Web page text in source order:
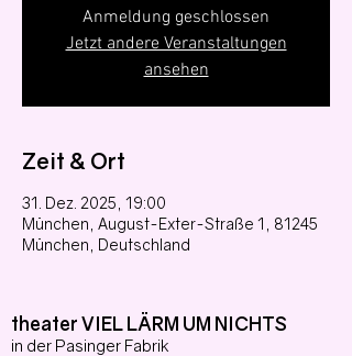
Anmeldung geschlossen
Jetzt andere Veranstaltungen
ansehen
Zeit & Ort
31. Dez. 2025, 19:00
München, August-Exter-Straße 1, 81245
München, Deutschland
theater VIEL LÄRM UM NICHTS
in der Pasinger Fabrik